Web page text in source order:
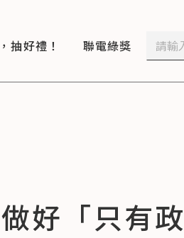
抽好禮！ 聯電綠獎
好「只有